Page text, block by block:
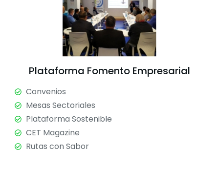
Plataforma Fomento Empresarial
Convenios
Mesas Sectoriales
Plataforma Sostenible
CET Magazine
Rutas con Sabor